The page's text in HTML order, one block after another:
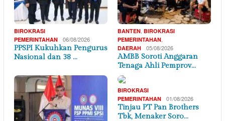
BIROKRASI
PEMERINTAHAN
06/08/2026
PPSPI Kukuhkan Pengurus
Nasional dan 38 …
BANTEN BIROKRASI
PEMERINTAHAN
DAERAH 05/08/2026
AMBB Soroti Anggaran
Tenaga Ahli Pemprov…
BIROKRASI
PEMERINTAHAN
01/08/2026
Tinjau PT Pan Brothers
Tbk, Menaker Soro…